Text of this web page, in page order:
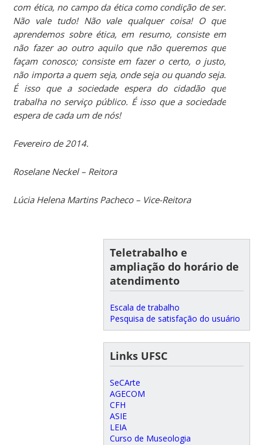
com ética, no campo da ética como condição de ser.
Não vale tudo! Não vale qualquer coisa! O que
aprendemos sobre ética, em resumo, consiste em
não fazer ao outro aquilo que não queremos que
façam conosco; consiste em fazer o certo, o justo,
não importa a quem seja, onde seja ou quando seja.
É isso que a sociedade espera do cidadão que
trabalha no serviço público. É isso que a sociedade
espera de cada um de nós!
Fevereiro de 2014.
Roselane Neckel – Reitora
Lúcia Helena Martins Pacheco – Vice-Reitora
Teletrabalho e
ampliação do horário de
atendimento
Escala de trabalho
Pesquisa de satisfação do usuário
Links UFSC
SeCArte
AGECOM
CFH
ASIE
LEIA
Curso de Museologia